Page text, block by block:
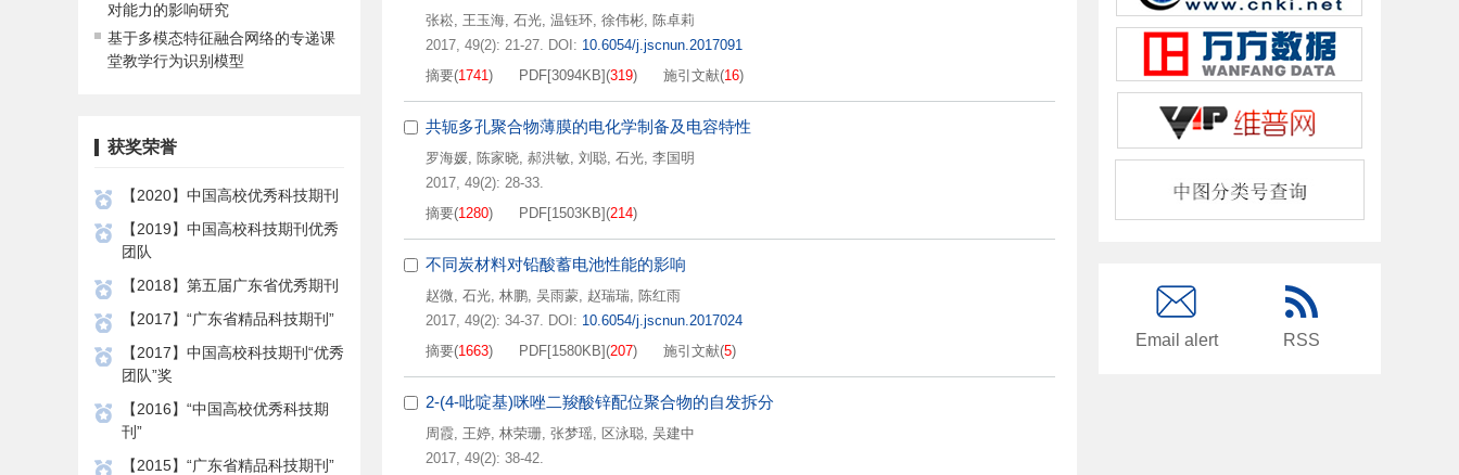
对能力的影响研究
基于多模态特征融合网络的专递课
堂教学行为识别模型
获奖荣誉
【2020】中国高校优秀科技期刊
【2019】中国高校科技期刊优秀
团队
【2018】第五届广东省优秀期刊
【2017】“广东省精品科技期刊”
【2017】中国高校科技期刊“优秀
团队”奖
【2016】“中国高校优秀科技期
刊”
【2015】“广东省精品科技期刊”
张崧, 王玉海, 石光, 温钰环, 徐伟彬, 陈卓莉
2017, 49(2): 21-27. DOI: 10.6054/j.jscnun.2017091
摘要(1741) PDF[3094KB](319) 施引文献(16)
共轭多孔聚合物薄膜的电化学制备及电容特性
罗海媛, 陈家晓, 郝洪敏, 刘聪, 石光, 李国明
2017, 49(2): 28-33.
摘要(1280) PDF[1503KB](214)
不同炭材料对铅酸蓄电池性能的影响
赵微, 石光, 林鹏, 吴雨蒙, 赵瑞瑞, 陈红雨
2017, 49(2): 34-37. DOI: 10.6054/j.jscnun.2017024
摘要(1663) PDF[1580KB](207) 施引文献(5)
2-(4-吡啶基)咪唑二羧酸锌配位聚合物的自发拆分
周霞, 王婷, 林荣珊, 张梦瑶, 区泳聪, 吴建中
2017, 49(2): 38-42.
Email alert RSS